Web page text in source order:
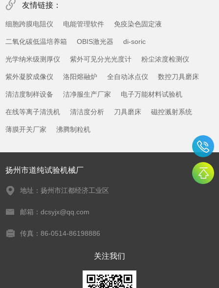
友情链接：
细胞跨膜电阻仪 电能管理软件 免疫染色固定液
二氧化碳低温培养箱 OBIS激光器 di-soric
光学纳米级测厚仪 紫外可见分光光度计 粉尘浓度检测仪
紫外凝胶成像仪 洛阳熔融炉 全自动冰点仪 数控刀具磨床
清洁度制样设备 洁净服生产厂家 电子万能材料试验机
在线等离子清洗机 清洁度分析 刀具磨床 磁控溅射系统
薄膜开关厂家 沸腾制粒机
扬州市道纯试验机械厂
地址：扬州市江都经济工业区
邮箱：dcsyjx@qq.com
传真：86-0514-86198886
关注我们